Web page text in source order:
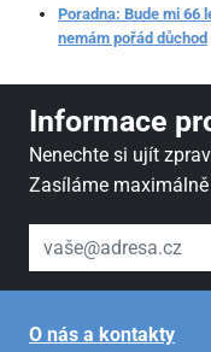
Poradna: Bude mi 66
nemám pořád důchod
Informace
Nenechte si ujít
Zasíláme
váš email
O nás a kontakty